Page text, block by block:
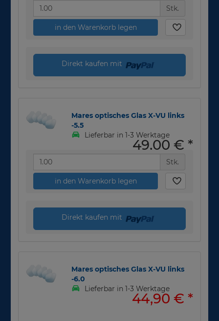
Stk.
in den Warenkorb legen
Direkt kaufen mit
Mares optisches Glas X-VU links
-5.5
Lieferbar in 1-3 Werktage
49,00 € *
Stk.
in den Warenkorb legen
Direkt kaufen mit
Mares optisches Glas X-VU links
-6.0
Lieferbar in 1-3 Werktage
44,90 € *